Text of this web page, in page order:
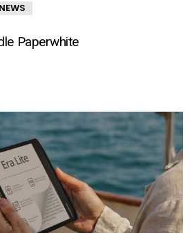
Paperwhite